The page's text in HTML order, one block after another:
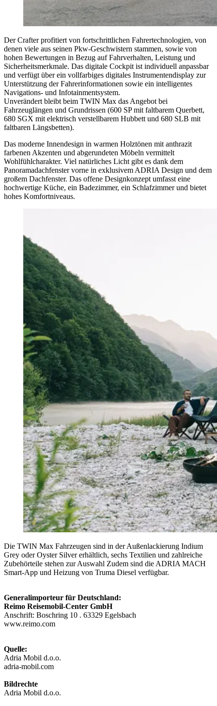
Der Crafter profitiert von fortschrittlichen Fahrertechnologien, von
denen viele aus seinen Pkw-Geschwistern stammen, sowie von
hohen Bewertungen in Bezug auf Fahrverhalten, Leistung und
Sicherheitsmerkmale. Das digitale Cockpit ist individuell anpassbar
und verfügt über ein vollfarbiges digitales Instrumentendisplay zur
Unterstützung der Fahrerinformationen sowie ein intelligentes
Navigations- und Infotainmentsystem.
Unverändert bleibt beim TWIN Max das Angebot bei
Fahrzeuglängen und Grundrissen (600 SP mit faltbarem Querbett,
680 SGX mit elektrisch verstellbarem Hubbett und 680 SLB mit
faltbaren Längsbetten).
Das moderne Innendesign in warmen Holztönen mit anthrazit
farbenen Akzenten und abgerundeten Möbeln vermittelt
Wohlfühlcharakter. Viel natürliches Licht gibt es dank dem
Panoramadachfenster vorne in exklusivem ADRIA Design und dem
großem Dachfenster. Das offene Designkonzept umfasst eine
hochwertige Küche, ein Badezimmer, ein Schlafzimmer und bietet
hohes Komfortniveaus.
Die TWIN Max Fahrzeugen sind in der Außenlackierung Indium
Grey oder Oyster Silver erhältlich, sechs Textilien und zahlreiche
Zubehörteile stehen zur Auswahl Zudem sind die ADRIA MACH
Smart-App und Heizung von Truma Diesel verfügbar.
Generalimporteur für Deutschland:
Reimo Reisemobil-Center GmbH
Anschrift: Boschring 10 . 63329 Egelsbach
www.reimo.com
Quelle:
Adria Mobil d.o.o.
adria-mobil.com
Bildrechte
Adria Mobil d.o.o.